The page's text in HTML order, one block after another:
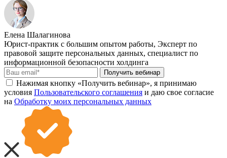
Елена Шалагинова
Юрист-практик с большим опытом работы, Эксперт по
правовой защите персональных данных, специалист по
информационной безопасности холдинга
Получить вебинар
Нажимая кнопку «Получить вебинар», я принимаю
условия Пользовательского соглашения и даю свое согласие
на Обработку моих персональных данных